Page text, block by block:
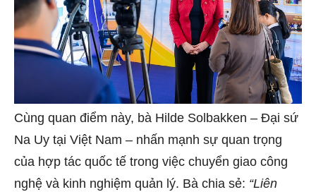
Cùng quan điểm này, bà Hilde Solbakken – Đại sứ
Na Uy tại Việt Nam – nhấn mạnh sự quan trọng
của hợp tác quốc tế trong việc chuyển giao công
nghệ và kinh nghiệm quản lý. Bà chia sẻ: “Liên